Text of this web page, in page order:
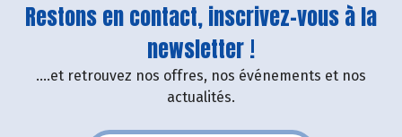
Restons en contact, inscrivez-vous à la
newsletter !
....et retrouvez nos offres, nos événements et nos
actualités.